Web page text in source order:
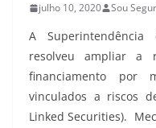
julho 10, 2020 Sou
A Superintendência
resolveu ampliar a
financiamento por
vinculados a riscos
Linked Securities).